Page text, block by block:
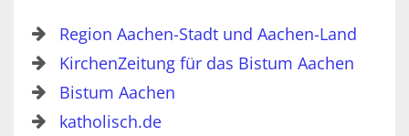
Region Aachen-Stadt und Aachen-Land
KirchenZeitung für das Bistum Aachen
Bistum Aachen
katholisch.de